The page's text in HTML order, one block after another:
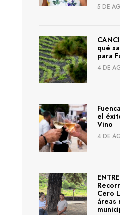
5 DE
qué
para
4 DE
el
Vino
4 DE
Cero
áreas